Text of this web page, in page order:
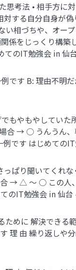
考法 • 相⼿⽅に
する⾃分⾃⾝が
相づちや、オー
係をじっくり構
てのIT勉強会 in 仙
です B: 理由不明
やもやしていた
合 → ○ うんうん
です はじめての
り聞いてくれな
→ △ 〜 ○ この⼈
のIT勉強会 in 仙台
めに 解決できる
理 由 繰り返しや